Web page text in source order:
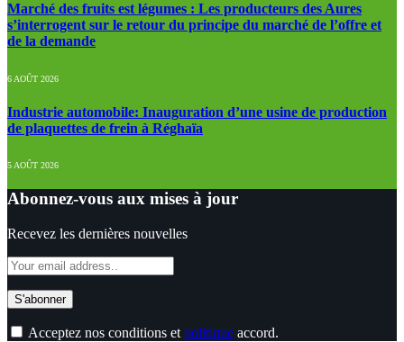
Marché des fruits est légumes : Les producteurs des Aures
s’interrogent sur le retour du principe du marché de l’offre et
de la demande
6 AOÛT 2026
Industrie automobile: Inauguration d’une usine de production
de plaquettes de frein à Réghaïa
5 AOÛT 2026
Abonnez-vous aux mises à jour
Recevez les dernières nouvelles
Acceptez nos conditions et politique accord.